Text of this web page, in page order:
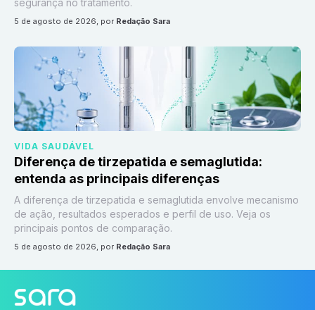
segurança no tratamento.
5 de agosto de 2026, por Redação Sara
VIDA SAUDÁVEL
Diferença de tirzepatida e semaglutida:
entenda as principais diferenças
A diferença de tirzepatida e semaglutida envolve mecanismo
de ação, resultados esperados e perfil de uso. Veja os
principais pontos de comparação.
5 de agosto de 2026, por Redação Sara